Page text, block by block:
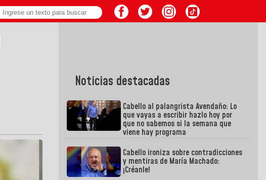
Noticias destacadas
Cabello al palangrista Avendaño: Lo
que vayas a escribir hazlo hoy por
que no sabemos si la semana que
viene hay programa
Cabello ironiza sobre contradicciones
y mentiras de María Machado:
¡Créanle!